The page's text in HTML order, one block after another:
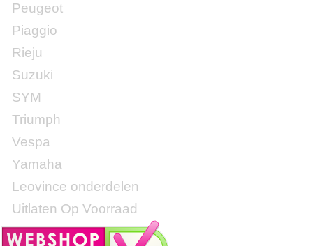
Peugeot
Piaggio
Rieju
Suzuki
SYM
Triumph
Vespa
Yamaha
Leovince onderdelen
Uitlaten Op Voorraad